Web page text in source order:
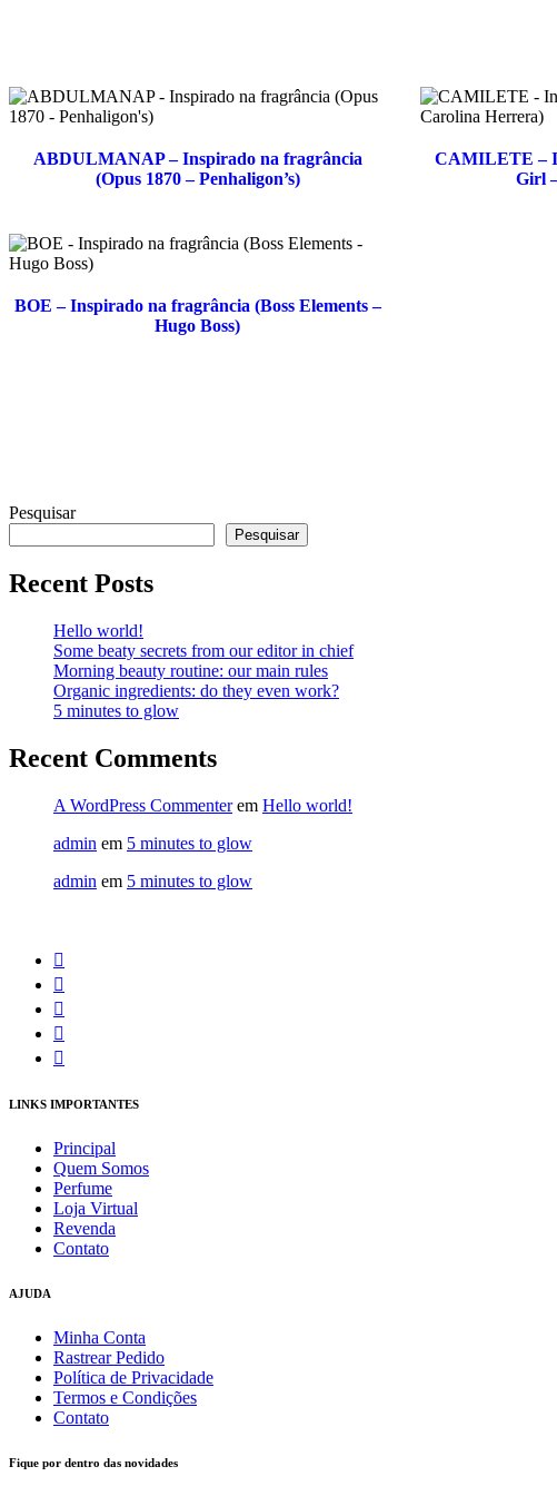
ABDULMANAP – Inspirado na fragrância
(Opus 1870 – Penhaligon’s)
CAMILETE –
Girl
BOE – Inspirado na fragrância (Boss Elements –
Hugo Boss)
Pesquisar
Pesquisar
Recent Posts
Hello world!
Some beaty secrets from our editor in chief
Morning beauty routine: our main rules
Organic ingredients: do they even work?
5 minutes to glow
Recent Comments
A WordPress Commenterem Hello world!
admin em 5 minutes to glow
admin em 5 minutes to glow
LINKS IMPORTANTES
Principal
Quem Somos
Perfume
Loja Virtual
Revenda
Contato
AJUDA
Minha Conta
Rastrear Pedido
Política de Privacidade
Termos e Condições
Contato
Fique por dentro das novidades